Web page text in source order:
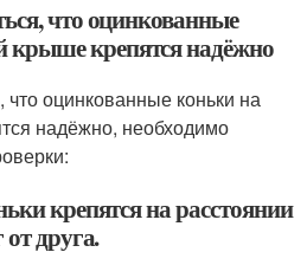
что оцинкованные
крепятся надёжно
оцинкованные коньки на
надёжно, необходимо
крепятся на расстоянии
от друга.